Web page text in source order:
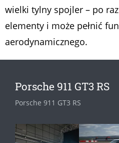
wielki tylny spojler – po
elementy i może pełnić
aerodynamicznego.
Porsche 911 GT3 RS
Porsche 911 GT3 RS